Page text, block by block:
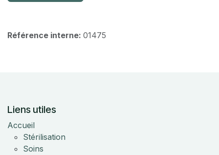
Référence interne: 01475
Liens utiles
Accueil
Stérilisation
Soins